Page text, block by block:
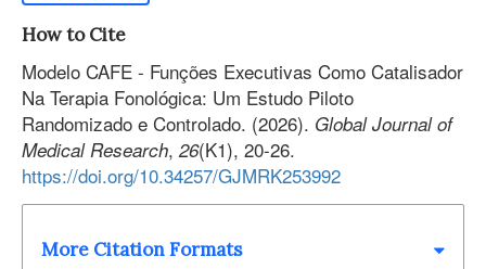
How to Cite
Modelo CAFE - Funções Executivas Como Catalisador
Na Terapia Fonológica: Um Estudo Piloto
Randomizado e Controlado. (2026). Global Journal of
Medical Research,26(K1), 20-26.
https://doi.org/10.34257/GJMRK253992
More Citation Formats